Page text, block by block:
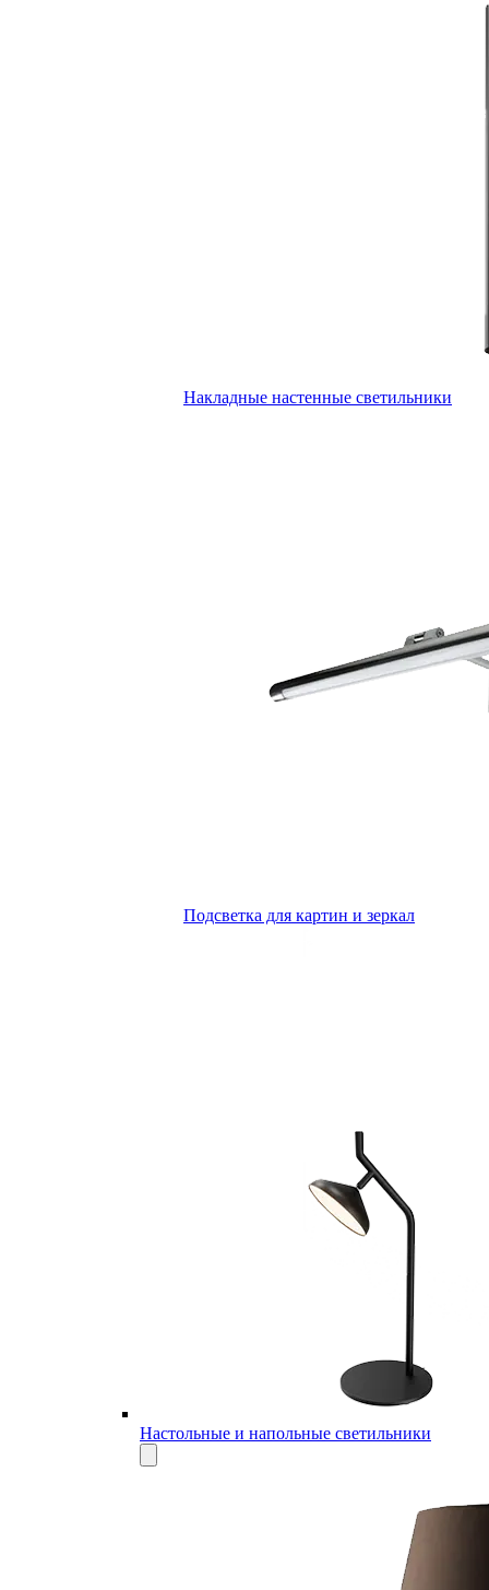
Накладные настенные светильники
Подсветка для картин и зеркал
Настольные и напольные светильники